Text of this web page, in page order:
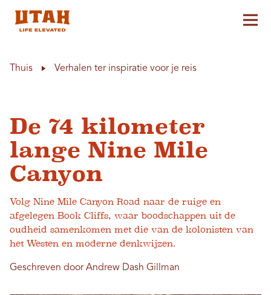
Thuis Verhalen ter inspiratie voor je reis
De 74 kilometer
lange Nine Mile
Canyon
Volg Nine Mile Canyon Road naar de ruige en
afgelegen Book Cliffs, waar boodschappen uit de
oudheid samenkomen met die van de kolonisten van
het Westen en moderne denkwijzen.
Geschreven door Andrew Dash Gillman